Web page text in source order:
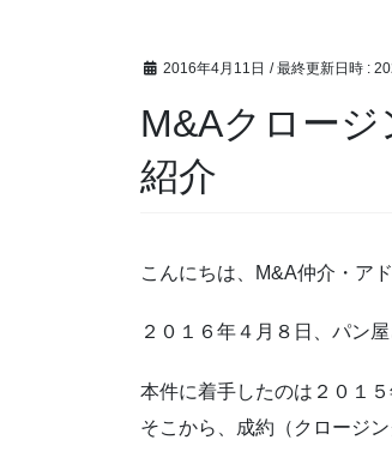
2016年4月11日 / 最終更新日時 :
M&Aクロー
紹介
こんにちは、M&A仲介・ア
２０１６年４月８日、パン
本件に着手したのは２０１
そこから、成約（クロージ